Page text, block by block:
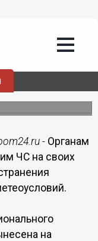
без света
- Органам
ЧС на своих
на